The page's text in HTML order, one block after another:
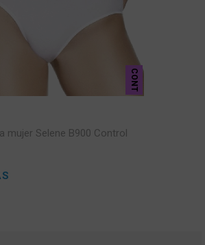
CONT
mujer Selene B900 Control